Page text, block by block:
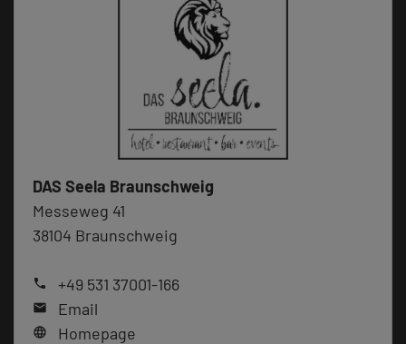
DAS Seela Braunschweig
Messeweg 41
38104 Braunschweig
phone +49 531 37001-166
mail Email
language Homepage